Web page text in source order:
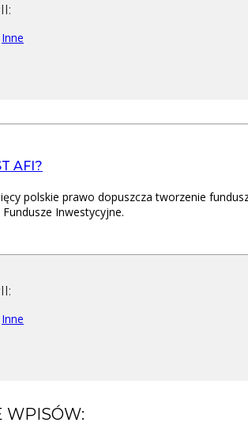
Inne
AFI?
polskie prawo dopuszcza tworzenie
Inwestycyjne.
Inne
WPISÓW: